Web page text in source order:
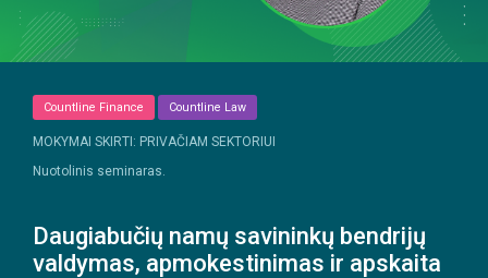
Countline Finance Countline Law
MOKYMAI SKIRTI: PRIVAČIAM SEKTORIUI
Nuotolinis seminaras.
Daugiabučių namų savininkų bendrijų
valdymas, apmokestinimas ir apskaita